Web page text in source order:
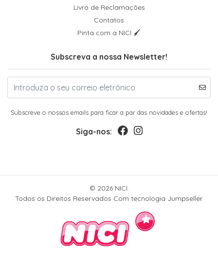
Livro de Reclamações
Contatos
Pinta com a NICI 🖌
Subscreva a nossa Newsletter!
Subscreve o nossos emails para ficar a par das novidades e ofertas!
Siga-nos:
© 2026 NICI.
Todos os Direitos Reservados Com tecnologia Jumpseller.